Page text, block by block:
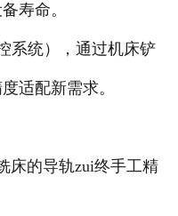
寿命。
系统），通过机床铲
适配新需求。
床的导轨zui终手工精